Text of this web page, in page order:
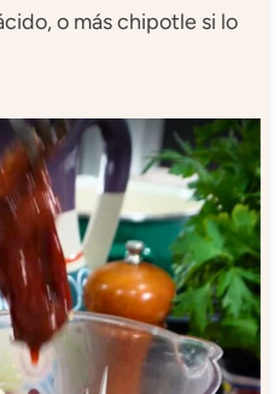
o más chipotle si lo